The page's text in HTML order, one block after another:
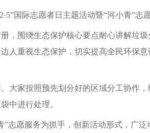
国际志愿者日主题活动暨“河小青”志
，围绕生态保护核心要点耐心讲解垃
人重视生态保护，切实提高全民环保
大家按照预先划分好的区域分工协作
中进行处理。
志愿服务为抓手，创新活动形式，广